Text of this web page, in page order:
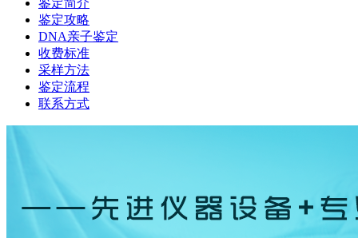
鉴定简介
鉴定攻略
DNA亲子鉴定
收费标准
采样方法
鉴定流程
联系方式